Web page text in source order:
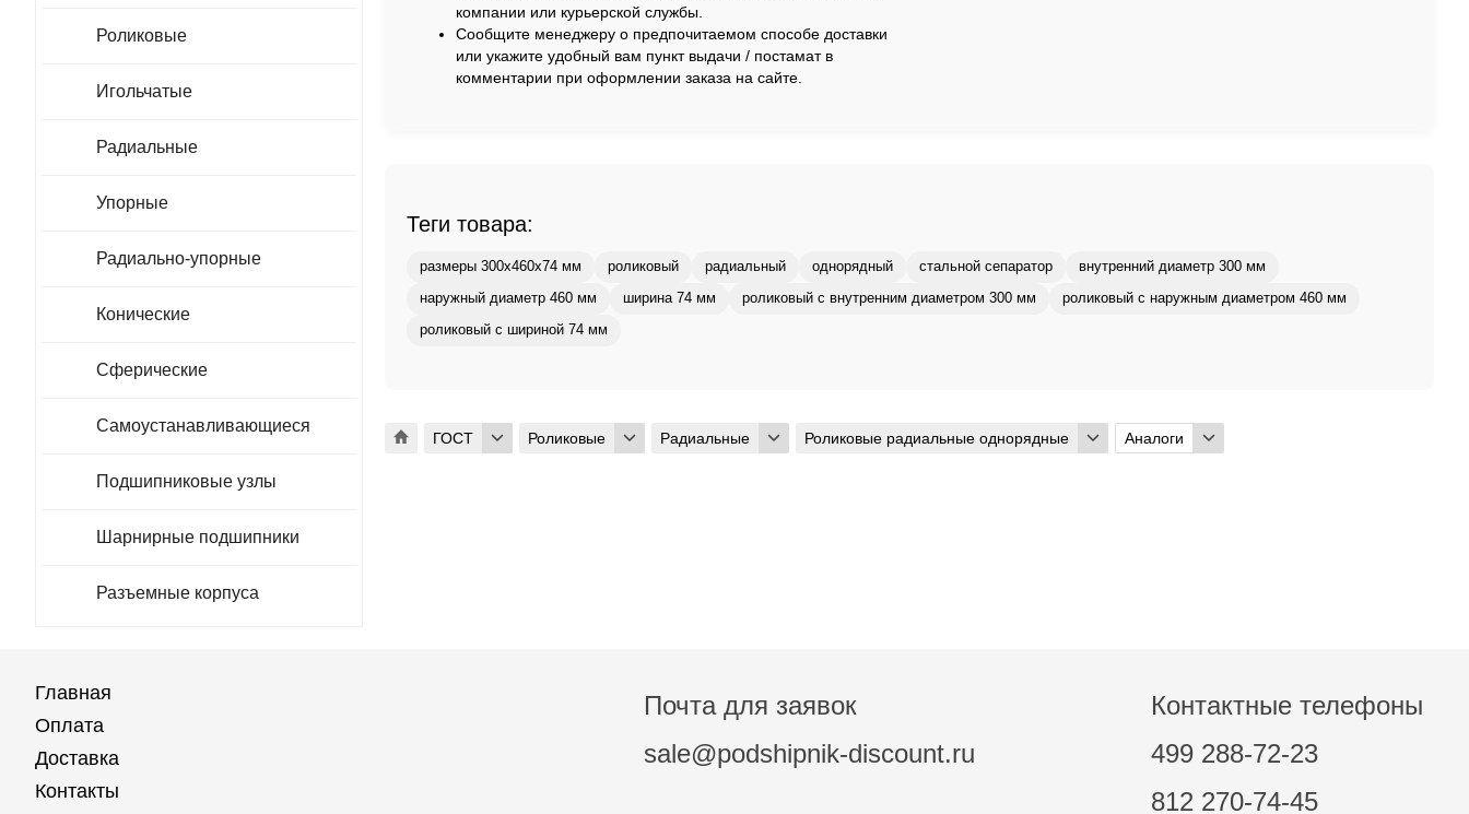
компании или курьерской службы.
Сообщите менеджеру о предпочитаемом способе доставки
или укажите удобный вам пункт выдачи / постамат в
комментарии при оформлении заказа на сайте.
Теги товара:
размеры 300x460x74 мм роликовый радиальный однорядный стальной сепаратор внутренний диаметр 300 мм
наружный диаметр 460 мм ширина 74 мм роликовый с внутренним диаметром 300 мм роликовый с наружным диаметром 460 мм
роликовый с шириной 74 мм
ГОСТ Роликовые Радиальные Роликовые радиальные однорядные Аналоги
Роликовые
Игольчатые
Радиальные
Упорные
Радиально-упорные
Конические
Сферические
Самоустанавливающиеся
Подшипниковые узлы
Шарнирные подшипники
Разъемные корпуса
Главная
Оплата
Доставка
Контакты
Почта для заявок
sale@podshipnik-discount.ru
Контактные телефоны
499 288-72-23
812 270-74-45